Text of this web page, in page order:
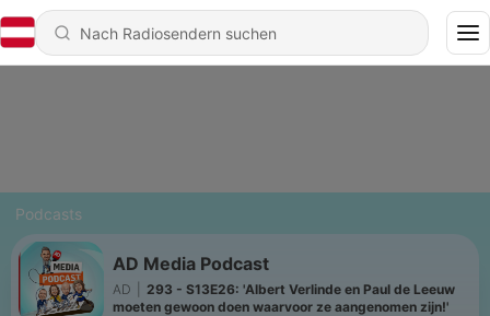
Podcasts
AD Media Podcast
AD
293 - S13E26: 'Albert Verlinde en Paul de Leeuw
moeten gewoon doen waarvoor ze aangenomen zijn!'